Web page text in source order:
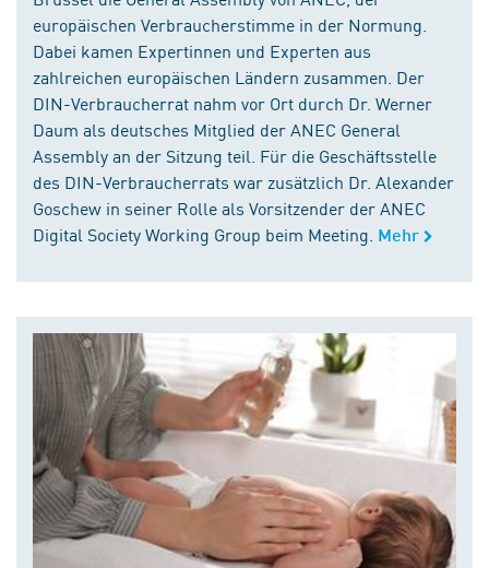
europäischen Verbraucherstimme in der Normung.
Dabei kamen Expertinnen und Experten aus
zahlreichen europäischen Ländern zusammen. Der
DIN-Verbraucherrat nahm vor Ort durch Dr. Werner
Daum als deutsches Mitglied der ANEC General
Assembly an der Sitzung teil. Für die Geschäftsstelle
des DIN-Verbraucherrats war zusätzlich Dr. Alexander
Goschew in seiner Rolle als Vorsitzender der ANEC
Digital Society Working Group beim Meeting. Mehr